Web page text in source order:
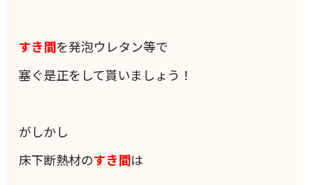
すき間を発泡ウレタン等で
塞ぐ是正をして貰いましょう！
がしかし
床下断熱材のすき間は